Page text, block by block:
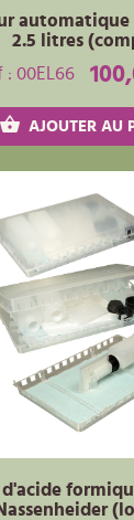
automatique
2.5 litres
: 00EL66
AJOUTER AU